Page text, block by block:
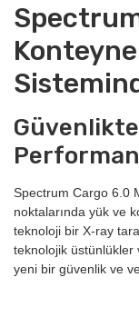
Spectrum Cargo 6.0
noktalarında yük ve
teknoloji bir X-ray
teknolojik
yeni bir güvenlik ve